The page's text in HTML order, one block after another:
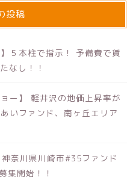
投稿
５本柱で指示！ 予備費で賃
なし！！
ー】 軽井沢の地価上昇率が
いファンド、南ヶ丘エリア
神奈川県川崎市#35ファンド
集開始！！